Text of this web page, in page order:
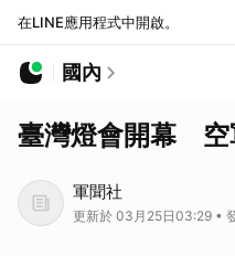
在LINE應用程式中開啟。
國內
臺灣燈會開幕 空
軍聞社
更新於 03月25日03:29 •